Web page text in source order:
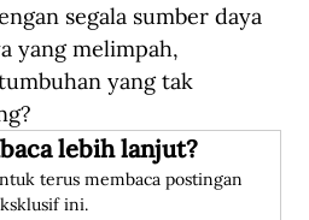
segala sumber daya
yang melimpah,
yang tak
lebih lanjut?
terus membaca postingan
ini.